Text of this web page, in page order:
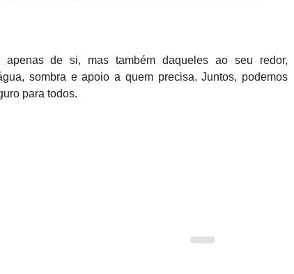
de si, mas também daqueles ao seu redor,
sombra e apoio a quem precisa. Juntos, podemos
para todos.